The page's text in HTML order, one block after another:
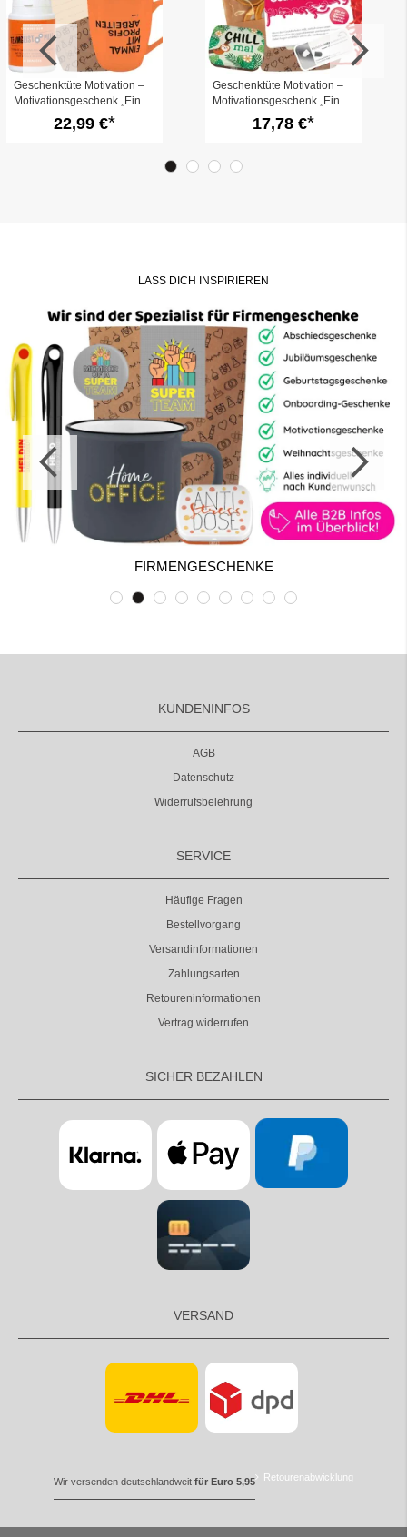
Geschenktüte Motivation –
Motivationsgeschenk „Ein
Tütchen Motivation“ (Set 7)
22,99 €
Geschenktüte Motivation –
Motivationsgeschenk „Ein
Tütchen Motivation“ (Set 2)
17,78 €
LASS DICH INSPIRIEREN
FIRMENGESCHENKE
KUNDENINFOS
AGB
Datenschutz
Widerrufsbelehrung
SERVICE
Häufige Fragen
Bestellvorgang
Versandinformationen
Zahlungsarten
Retoureninformationen
Vertrag widerrufen
SICHER BEZAHLEN
VERSAND
Wir versenden deutschlandweit für Euro 5,95 Retourenabwicklung